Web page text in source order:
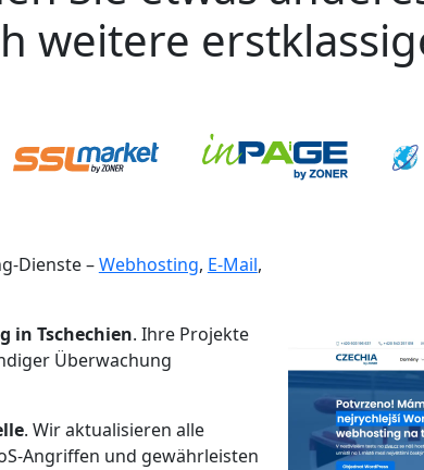
weitere
Dienste –Webhosting, E-Mail,
in Tschechien. Ihre Projekte
Überwachung
. Wir aktualisieren alle
Angriffen und gewährleisten